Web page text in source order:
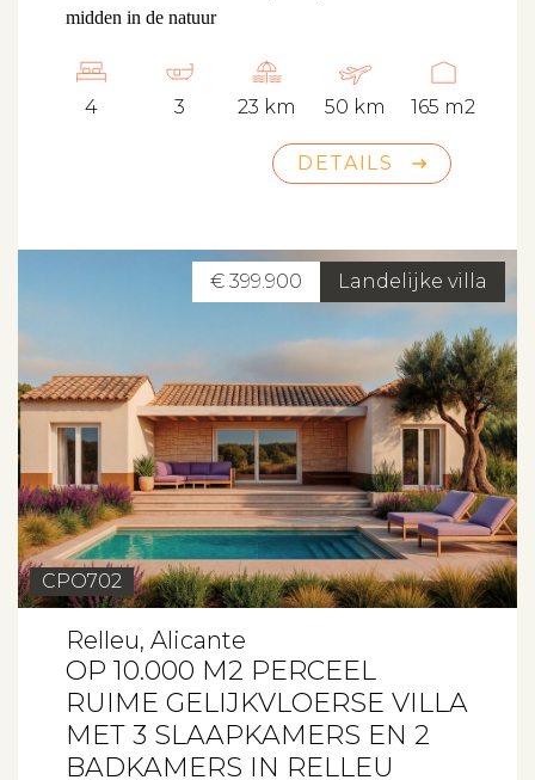
midden in de natuur
4 3 23 km 50 km 165 m2
DETAILS
Landelijke villa
€ 399.900
CPO702
Relleu, Alicante
OP 10.000 M2 PERCEEL
RUIME GELIJKVLOERSE VILLA
MET 3 SLAAPKAMERS EN 2
BADKAMERS IN RELLEU